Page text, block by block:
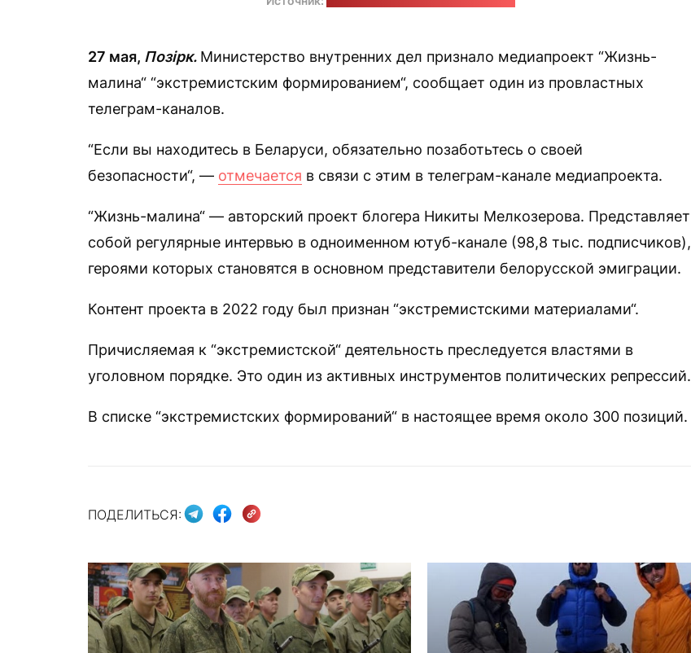
27 мая, Позірк. Министерство внутренних дел признало медиапроект “Жизнь-
малина“ “экстремистским формированием“, сообщает один из провластных
телеграм-каналов.
“Если вы находитесь в Беларуси, обязательно позаботьтесь о своей
безопасности“, — отмечается в связи с этим в телеграм-канале медиапроекта.
“Жизнь-малина“ — авторский проект блогера Никиты Мелкозерова. Представляет
собой регулярные интервью в одноименном ютуб-канале (98,8 тыс. подписчиков),
героями которых становятся в основном представители белорусской эмиграции.
Контент проекта в 2022 году был признан “экстремистскими материалами“.
Причисляемая к “экстремистской“ деятельность преследуется властями в
уголовном порядке. Это один из активных инструментов политических репрессий.
В списке “экстремистских формирований“ в настоящее время около 300 позиций.
ПОДЕЛИТЬСЯ: